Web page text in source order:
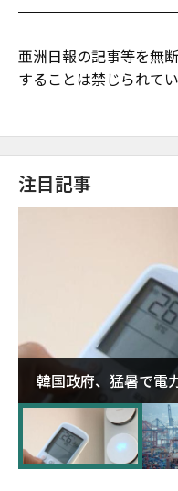
亜洲日報の記事等を無
することは禁じられてい
注目記事
韓国政府、猛暑で電
に需給対応体制を点